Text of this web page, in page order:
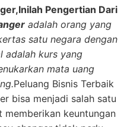
Pengertian Dari
adalah orang yang
satu negara dengan
adalah kurs yang
mata uang
Peluang Bisnis Terbaik
bisa menjadi salah satu
memberikan keuntungan